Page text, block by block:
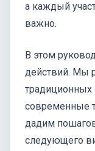
а каждый
важно.
В этом
действий. Мы
традиционных
современные
дадим
следующего